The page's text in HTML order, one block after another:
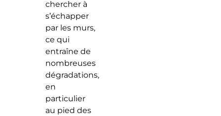
chercher à
s’échapper
par les murs,
ce qui
entraîne de
nombreuses
dégradations,
en
particulier
au pied des